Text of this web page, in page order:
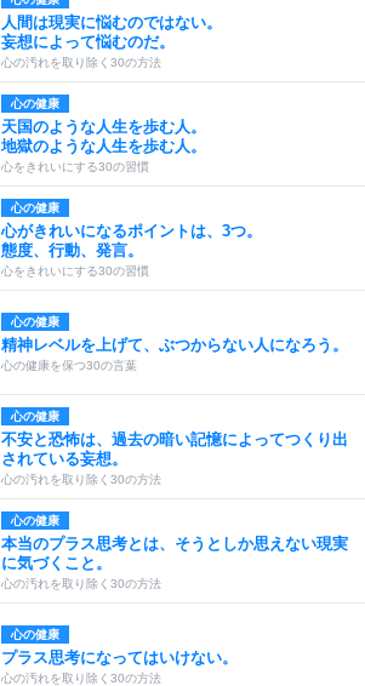
人間は現実に悩むのではない。
妄想によって悩むのだ。
心の汚れを取り除く30の方法
心の健康
天国のような人生を歩む人。
地獄のような人生を歩む人。
心をきれいにする30の習慣
心の健康
心がきれいになるポイントは、3つ。
態度、行動、発言。
心をきれいにする30の習慣
心の健康
精神レベルを上げて、ぶつからない人になろう。
心の健康を保つ30の言葉
心の健康
不安と恐怖は、過去の暗い記憶によってつくり出
されている妄想。
心の汚れを取り除く30の方法
心の健康
本当のプラス思考とは、そうとしか思えない現実
に気づくこと。
心の汚れを取り除く30の方法
心の健康
プラス思考になってはいけない。
心の汚れを取り除く30の方法